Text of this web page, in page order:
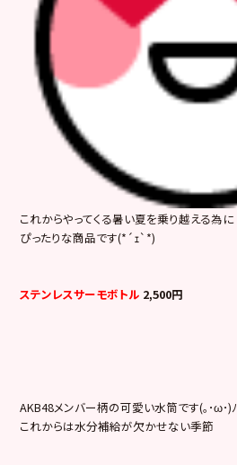
これからやってくる暑い夏を乗り越える為に
ぴったりな商品です(*´ｪ`*)
ステンレスサーモボトル 2,500円
AKB48メンバー柄の可愛い水筒です(｡･ω･)ﾉ
これからは水分補給が欠かせない季節